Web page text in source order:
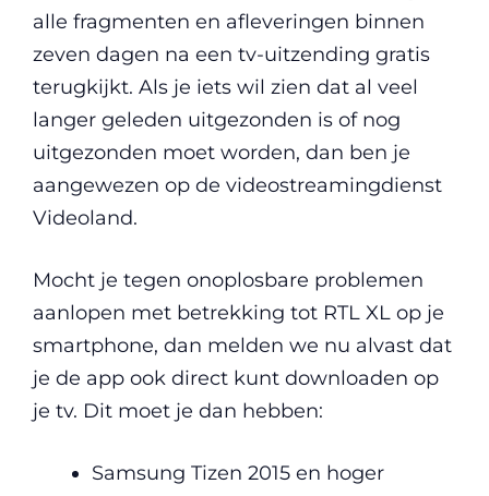
alle fragmenten en afleveringen binnen
zeven dagen na een tv-uitzending gratis
terugkijkt. Als je iets wil zien dat al veel
langer geleden uitgezonden is of nog
uitgezonden moet worden, dan ben je
aangewezen op de videostreamingdienst
Videoland.
Mocht je tegen onoplosbare problemen
aanlopen met betrekking tot RTL XL op je
smartphone, dan melden we nu alvast dat
je de app ook direct kunt downloaden op
je tv. Dit moet je dan hebben:
Samsung Tizen 2015 en hoger